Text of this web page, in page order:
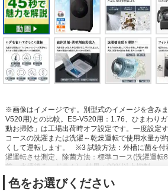
※画像はイメージです。別型式のイメージを含みま
V520用)との比較。ES-V520用：1.76、ひまわり
動お掃除」は工場出荷時オフ設定です。一度設定
コースの洗濯または洗濯～乾燥運転で使用水量が
くして運転します。
※3 試験方法：外槽に菌を
濯運転させ測定、除菌方法：標準コース(洗濯運転
前、水槽後ろ、ドラム)、結果：99%以上抑制。
色をお選びください